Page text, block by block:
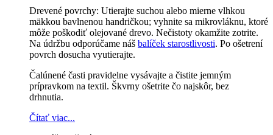
Drevené povrchy: Utierajte suchou alebo mierne vlhkou
mäkkou bavlnenou handričkou; vyhnite sa mikrovláknu, ktoré
môže poškodiť olejované drevo. Nečistoty okamžite zotrite.
Na údržbu odporúčame náš balíček starostlivosti. Po ošetrení
povrch dosucha vyutierajte.
Čalúnené časti pravidelne vysávajte a čistite jemným
prípravkom na textil. Škvrny ošetrite čo najskôr, bez
drhnutia.
Čítať viac...